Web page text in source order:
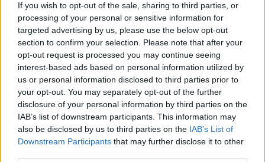
If you wish to opt-out of the sale, sharing to third parties, or
processing of your personal or sensitive information for
targeted advertising by us, please use the below opt-out
section to confirm your selection. Please note that after your
opt-out request is processed you may continue seeing
interest-based ads based on personal information utilized by
us or personal information disclosed to third parties prior to
your opt-out. You may separately opt-out of the further
disclosure of your personal information by third parties on the
IAB’s list of downstream participants. This information may
also be disclosed by us to third parties on the IAB’s List of
Downstream Participants that may further disclose it to other
Tagi:
ABP STANISŁAW BUDZIK
ARCHIDIECEZJA LUBELSKA
BOŻE CIAŁO
Najnowsze
07 sierpnia 2026 | 23:10
Indyjski biskup: nie potrzebujemy misjonarzy, którzy